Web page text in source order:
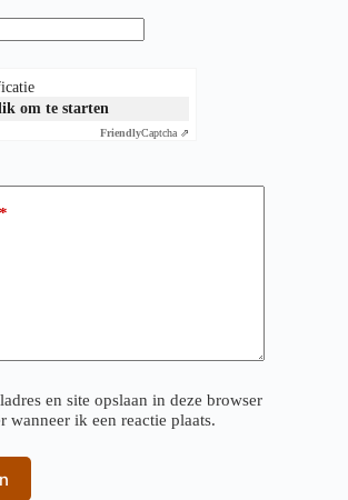
om te starten
FriendlyCaptcha ⇗
*
en site opslaan in deze browser
wanneer ik een reactie plaats.